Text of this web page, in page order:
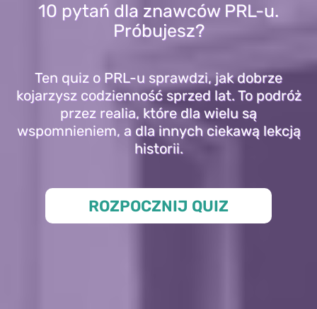
10 pytań dla znawców PRL-u.
Próbujesz?
Ten quiz o PRL-u sprawdzi, jak dobrze
kojarzysz codzienność sprzed lat. To podróż
przez realia, które dla wielu są
wspomnieniem, a dla innych ciekawą lekcją
historii.
ROZPOCZNIJ QUIZ